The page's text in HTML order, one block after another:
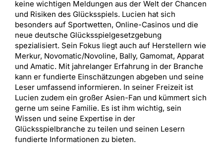
keine wichtigen Meldungen aus der Welt der Chancen
und Risiken des Glücksspiels. Lucien hat sich
besonders auf Sportwetten, Online-Casinos und die
neue deutsche Glücksspielgesetzgebung
spezialisiert. Sein Fokus liegt auch auf Herstellern wie
Merkur, Novomatic/Novoline, Bally, Gamomat, Apparat
und Amatic. Mit jahrelanger Erfahrung in der Branche
kann er fundierte Einschätzungen abgeben und seine
Leser umfassend informieren. In seiner Freizeit ist
Lucien zudem ein großer Asien-Fan und kümmert sich
gerne um seine Familie. Es ist ihm wichtig, sein
Wissen und seine Expertise in der
Glücksspielbranche zu teilen und seinen Lesern
fundierte Informationen zu bieten.